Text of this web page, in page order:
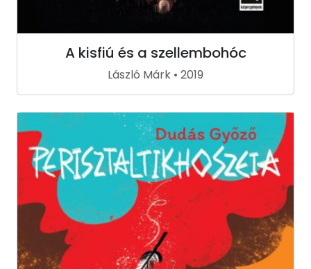
A kisfiú és a szellembohóc
László Márk • 2019